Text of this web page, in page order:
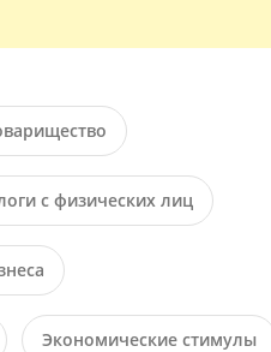
с физических лиц
Экономические стимулы